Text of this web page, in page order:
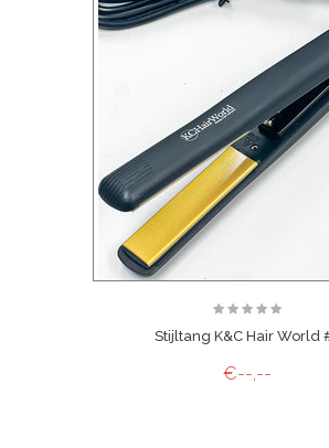
Stijltang K&C Hair World
€--,--